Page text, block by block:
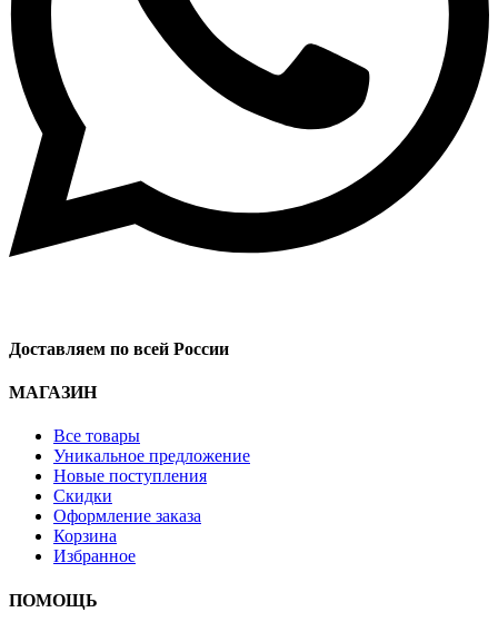
Доставляем по всей России
МАГАЗИН
Все товары
Уникальное предложение
Новые поступления
Скидки
Оформление заказа
Корзина
Избранное
ПОМОЩЬ